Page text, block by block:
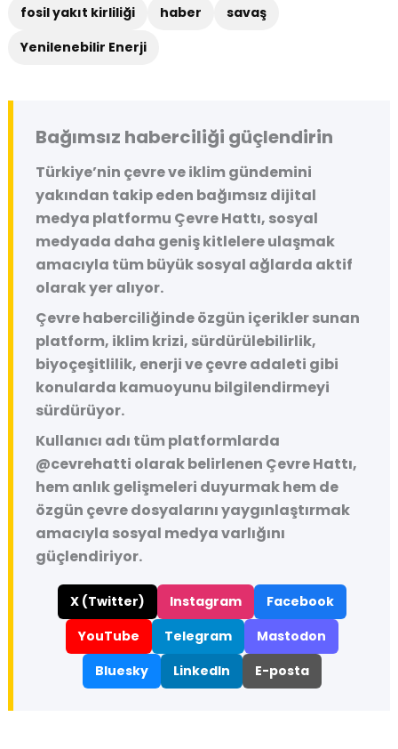
fosil yakıt kirliliği
haber
savaş
Yenilenebilir Enerji
Bağımsız haberciliği güçlendirin
Türkiye’nin çevre ve iklim gündemini
yakından takip eden bağımsız dijital
medya platformu Çevre Hattı, sosyal
medyada daha geniş kitlelere ulaşmak
amacıyla tüm büyük sosyal ağlarda aktif
olarak yer alıyor.
Çevre haberciliğinde özgün içerikler sunan
platform, iklim krizi, sürdürülebilirlik,
biyoçeşitlilik, enerji ve çevre adaleti gibi
konularda kamuoyunu bilgilendirmeyi
sürdürüyor.
Kullanıcı adı tüm platformlarda
@cevrehatti olarak belirlenen Çevre Hattı,
hem anlık gelişmeleri duyurmak hem de
özgün çevre dosyalarını yaygınlaştırmak
amacıyla sosyal medya varlığını
güçlendiriyor.
X (Twitter) Instagram
Facebook
YouTube
Telegram
Mastodon
Bluesky
LinkedIn E-posta